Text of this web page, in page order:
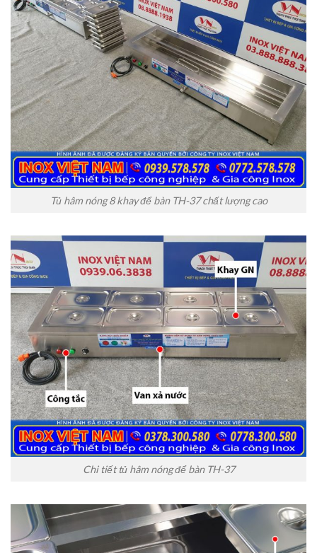
Tủ hâm nóng 8 khay để bàn TH-37 chất lượng cao
Chi tiết tủ hâm nóng để bàn TH-37